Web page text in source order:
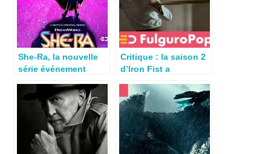
She-Ra, la nouvelle
série événement
France
Critique : la saison 2
d’Iron Fist a